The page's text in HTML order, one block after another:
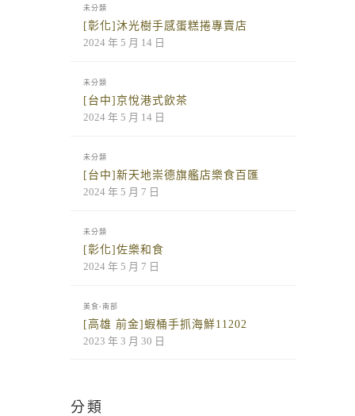
未分類
[彰化]沐光樹手感蛋糕捲專賣店
2024 年 5 月 14 日
未分類
[台中]京悅港式飲茶
2024 年 5 月 14 日
未分類
[台中]新天地崇德旗艦店樂食百匯
2024 年 5 月 7 日
未分類
[彰化]佐樂和食
2024 年 5 月 7 日
美食-南部
[高雄 前金]蝦桶手抓海鮮11202
2023 年 3 月 30 日
分類